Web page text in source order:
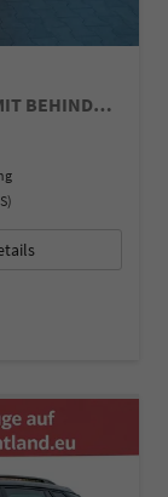
Selection *ANGEBOT FÜR MENSCHEN MIT BEHINDERUNG AB 50%! 1.0 TSI 115PS, Klimaanlage, Sitzheizung, Parksensoren hinten, LED-Scheinwerfer, Tempomat, Infotainment 8", Virtual Cockpit Nebelscheinwerfer, Dachreling